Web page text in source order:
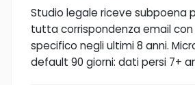
Studio legale riceve subpoena
tutta corrispondenza email
specifico negli ultimi 8 anni.
default 90 giorni: dati persi 7+